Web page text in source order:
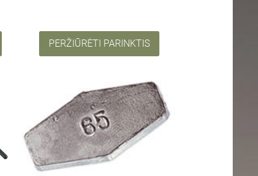
PERŽIŪRĖTI PARINKTIS